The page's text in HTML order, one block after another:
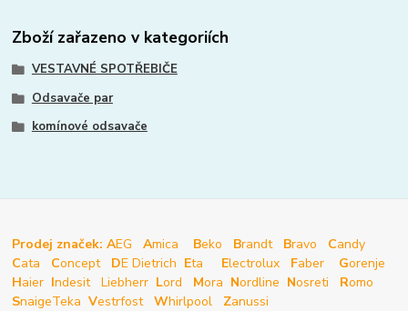
Zboží zařazeno v kategoriích
VESTAVNÉ SPOTŘEBIČE
Odsavače par
komínové odsavače
Prodej značek: AEG Amica Beko Brandt Bravo Candy
Cata Concept DE Dietrich Eta Electrolux Faber Gorenje
Haier Indesit Liebherr Lord Mora Nordline Nosreti Romo
SnaigeTeka Vestrfost Whirlpool Zanussi